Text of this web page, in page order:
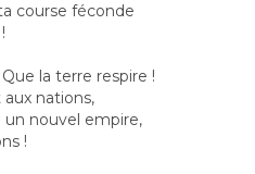
course féconde
la terre respire !
aux nations,
un nouvel empire,
!